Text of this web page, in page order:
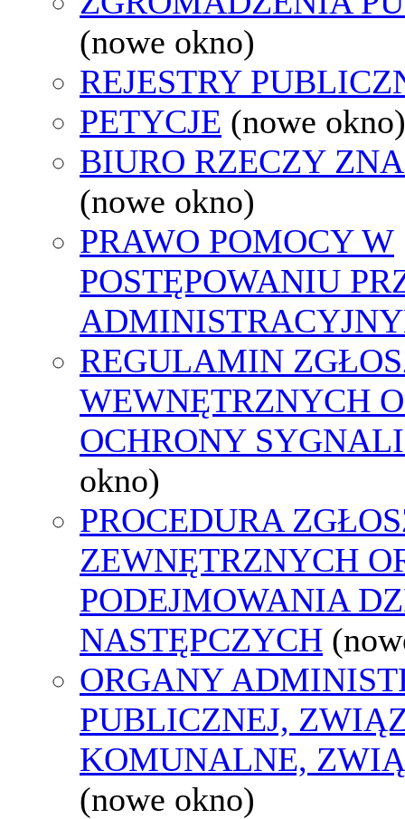
(nowe okno)
REJESTRY
PETYCJE (nowe okno)
BIURO RZECZY
(nowe okno)
PRAWO POMOCY W
POSTĘPOWANIU
REGULAMIN
WEWNĘTRZNYCH
OCHRONY
okno)
PROCEDURA
ZEWNĘTRZNYCH
PODEJMOWANIA
NASTĘPCZYCH
ORGANY
PUBLICZNEJ,
KOMUNALNE,
(nowe okno)